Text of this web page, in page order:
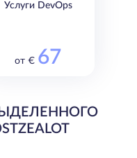
Услуги DevOps
от € 67